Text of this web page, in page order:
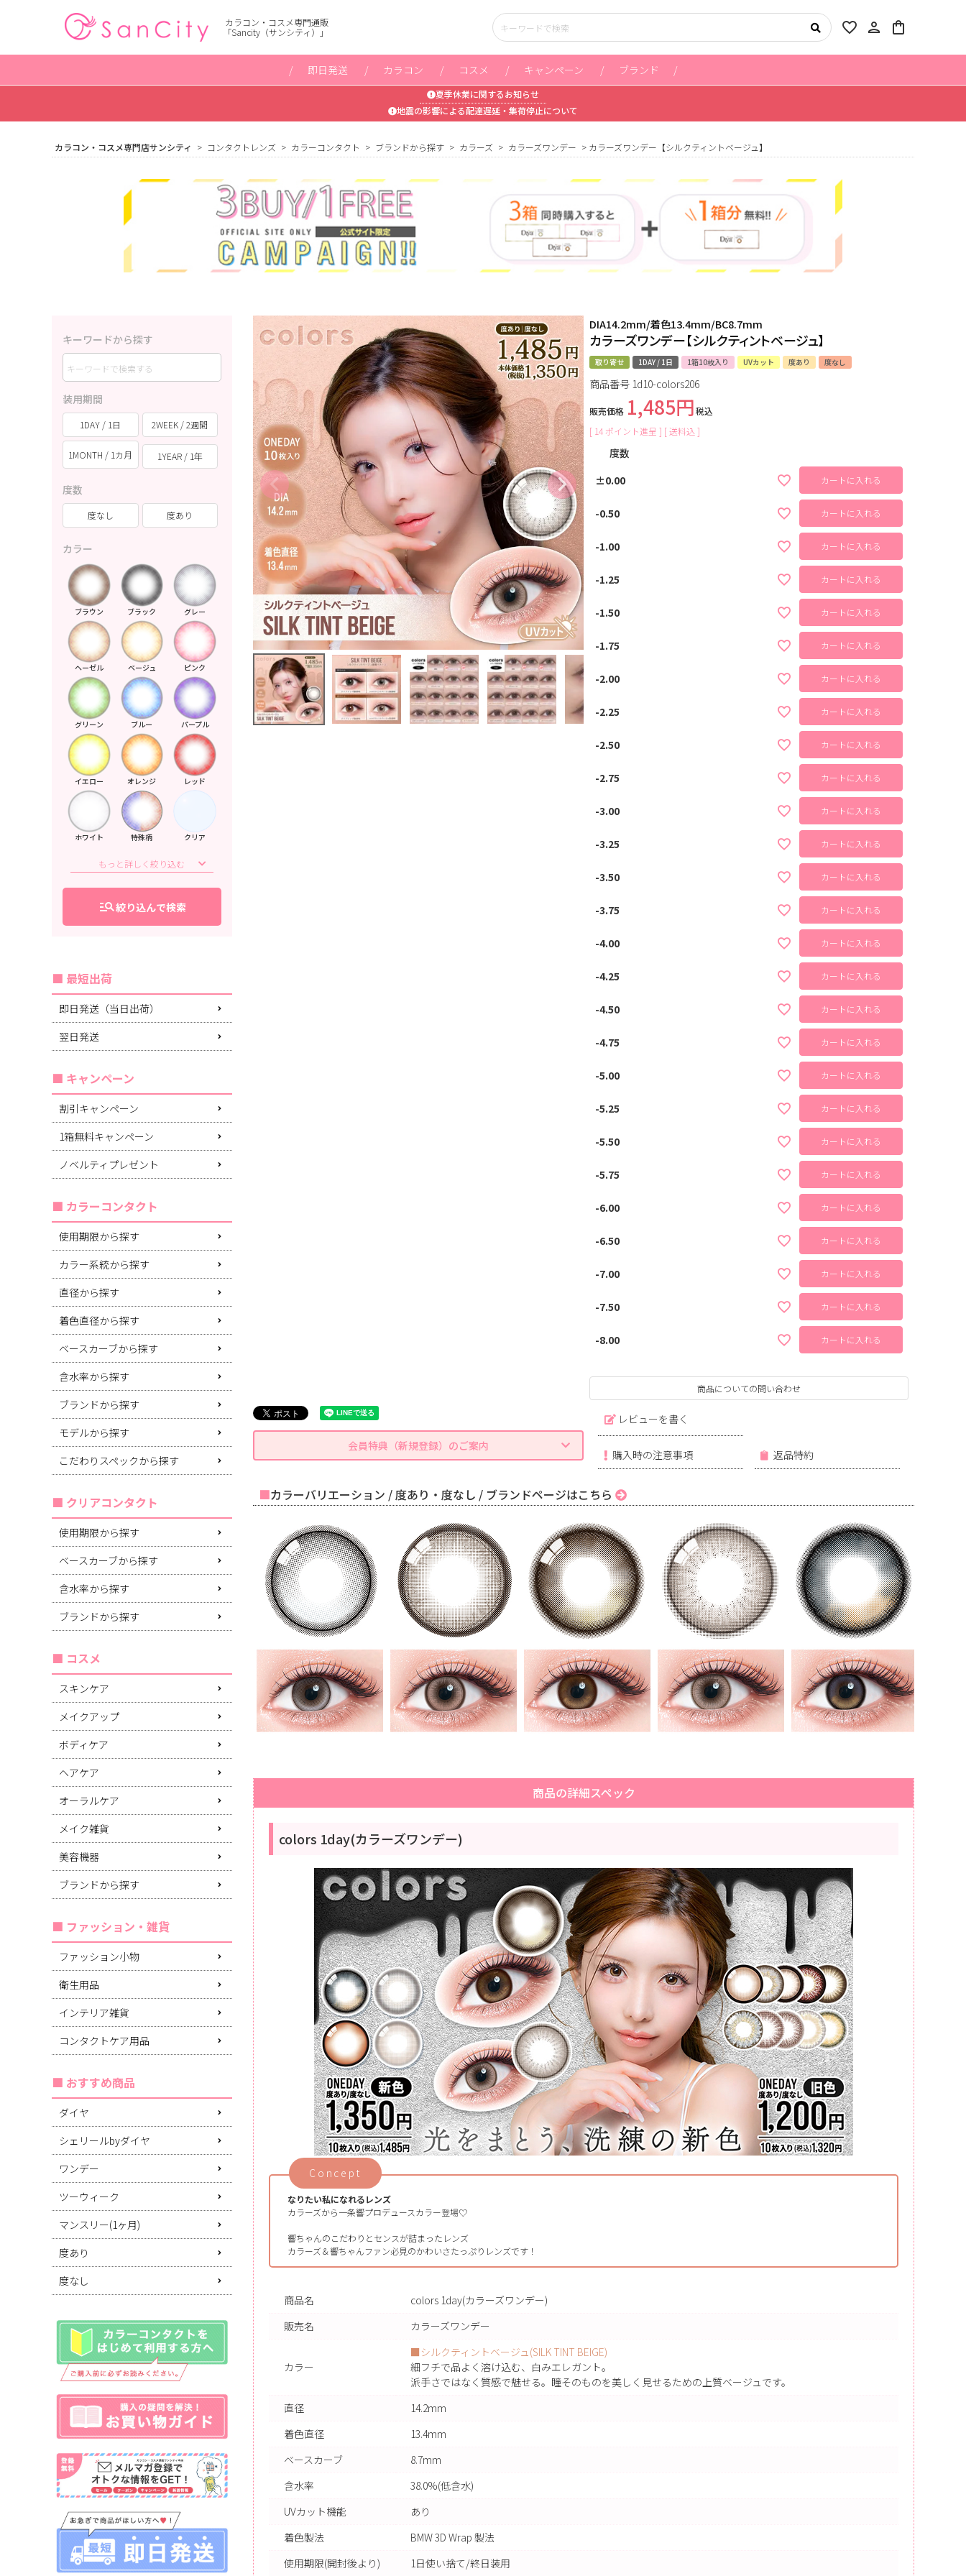
カラコン・コスメ専門通販
「Sancity（サンシティ）」
favorite_border person shopping_bag
即日発送 カラコン コスメ キャンペーン ブランド
夏季休業に関するお知らせ
地震の影響による配達遅延・集荷停止について
カラコン・コスメ専門店サンシティ コンタクトレンズ カラーコンタクト ブランドから探す カラーズ カラーズワンデー カラーズワンデー【シルクティントベージュ】
キーワードから探す
装用期間
1DAY / 1日 2WEEK / 2週間
1MONTH / 1カ月 1YEAR / 1年
度数
度なし 度あり
カラー
ブラウン ブラック グレー
ヘーゼル ベージュ ピンク
グリーン ブルー パープル
イエロー オレンジ レッド
ホワイト 特殊柄 クリア
manage_search絞り込んで検索
最短出荷
即日発送（当日出荷）
翌日発送
キャンペーン
割引キャンペーン
1箱無料キャンペーン
ノベルティプレゼント
カラーコンタクト
使用期限から探す
カラー系統から探す
直径から探す
着色直径から探す
ベースカーブから探す
含水率から探す
ブランドから探す
モデルから探す
こだわりスペックから探す
クリアコンタクト
使用期限から探す
ベースカーブから探す
含水率から探す
ブランドから探す
コスメ
スキンケア
メイクアップ
ボディケア
ヘアケア
オーラルケア
メイク雑貨
美容機器
ブランドから探す
ファッション・雑貨
ファッション小物
衛生用品
インテリア雑貨
コンタクトケア用品
おすすめ商品
ダイヤ
シェリールbyダイヤ
ワンデー
ツーウィーク
マンスリー(1ヶ月)
度あり
度なし
DIA14.2mm/着色13.4mm/BC8.7mm
カラーズワンデー【シルクティントベージュ】
取り寄せ 1DAY / 1日 1箱10枚入り UVカット 度あり 度なし
商品番号 1d10-colors206
販売価格 1,485
税込
[ 14 ポイント進呈 ] 送料込
度数
±0.00
カートに入れる
-0.50 カートに入れる
-1.00 カートに入れる
-1.25 カートに入れる
-1.50 カートに入れる
-1.75 カートに入れる
-2.00 カートに入れる
-2.25 カートに入れる
-2.50 カートに入れる
-2.75 カートに入れる
-3.00 カートに入れる
-3.25 カートに入れる
-3.50 カートに入れる
-3.75 カートに入れる
-4.00 カートに入れる
-4.25 カートに入れる
-4.50 カートに入れる
-4.75 カートに入れる
-5.00 カートに入れる
-5.25 カートに入れる
-5.50 カートに入れる
-5.75 カートに入れる
-6.00 カートに入れる
-6.50 カートに入れる
-7.00 カートに入れる
-7.50 カートに入れる
-8.00 カートに入れる
商品についての問い合わせ
レビューを書く
会員特典（新規登録）のご案内
購入時の注意事項 返品特約
カラーバリエーション / 度あり・度なし / ブランドページはこちら
商品の詳細スペック
colors 1day(カラーズワンデー)
Concept
なりたい私になれるレンズ
カラーズから一条響プロデュースカラー登場♡
響ちゃんのこだわりとセンスが詰まったレンズ
カラーズ＆響ちゃんファン必見のかわいさたっぷりレンズです！
商品名
colors 1day(カラーズワンデー)
販売名
カラーズワンデー
カラー
■シルクティントベージュ(SILK TINT BEIGE)
細フチで品よく溶け込む、白みエレガント。
派手さではなく質感で魅せる。瞳そのものを美しく見せるための上質ベージュです。
直径
14.2mm
着色直径
13.4mm
ベースカーブ
8.7mm
含水率
38.0%(低含水)
UVカット機能
あり
着色製法
BMW 3D Wrap 製法
使用期限(開封後より)
1日使い捨て/終日装用